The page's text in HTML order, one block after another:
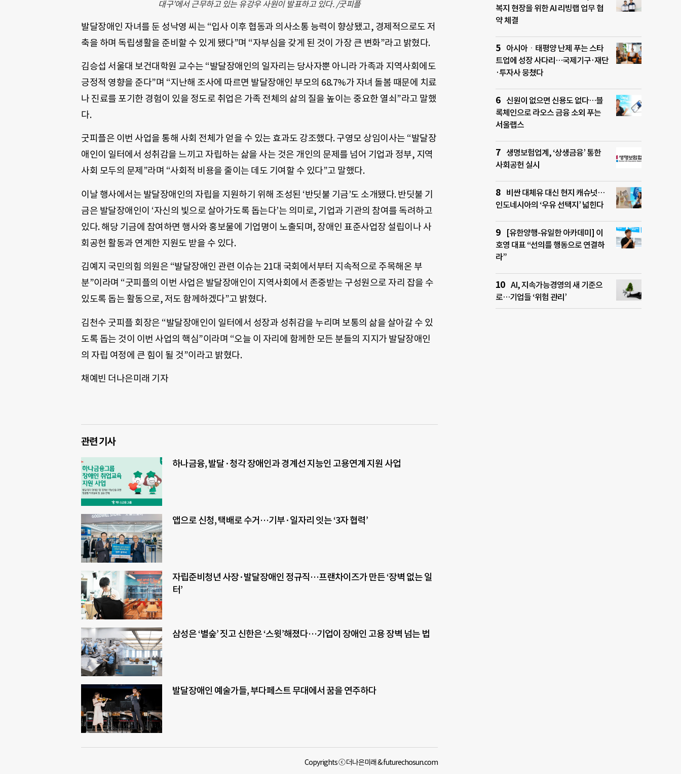
대구’에서 근무하고 있는 유강우 사원이 발표하고 있다. /굿피플
발달장애인 자녀를 둔 성낙영 씨는 “입사 이후 협동과 의사소통 능력이 향상됐고, 경제적으로도 저
축을 하며 독립생활을 준비할 수 있게 됐다”며 “자부심을 갖게 된 것이 가장 큰 변화”라고 밝혔다.
김승섭 서울대 보건대학원 교수는 “발달장애인의 일자리는 당사자뿐 아니라 가족과 지역사회에도
긍정적 영향을 준다”며 “지난해 조사에 따르면 발달장애인 부모의 68.7%가 자녀 돌봄 때문에 치료
나 진료를 포기한 경험이 있을 정도로 취업은 가족 전체의 삶의 질을 높이는 중요한 열쇠”라고 말했
다.
굿피플은 이번 사업을 통해 사회 전체가 얻을 수 있는 효과도 강조했다. 구영모 상임이사는 “발달장
애인이 일터에서 성취감을 느끼고 자립하는 삶을 사는 것은 개인의 문제를 넘어 기업과 정부, 지역
사회 모두의 문제”라며 “사회적 비용을 줄이는 데도 기여할 수 있다”고 말했다.
이날 행사에서는 발달장애인의 자립을 지원하기 위해 조성된 ‘반딧불 기금’도 소개됐다. 반딧불 기
금은 발달장애인이 ‘자신의 빛으로 살아가도록 돕는다’는 의미로, 기업과 기관의 참여를 독려하고
있다. 해당 기금에 참여하면 행사와 홍보물에 기업명이 노출되며, 장애인 표준사업장 설립이나 사
회공헌 활동과 연계한 지원도 받을 수 있다.
김예지 국민의힘 의원은 “발달장애인 관련 이슈는 21대 국회에서부터 지속적으로 주목해온 부
분”이라며 “굿피플의 이번 사업은 발달장애인이 지역사회에서 존중받는 구성원으로 자리 잡을 수
있도록 돕는 활동으로, 저도 함께하겠다”고 밝혔다.
김천수 굿피플 회장은 “발달장애인이 일터에서 성장과 성취감을 누리며 보통의 삶을 살아갈 수 있
도록 돕는 것이 이번 사업의 핵심”이라며 “오늘 이 자리에 함께한 모든 분들의 지지가 발달장애인
의 자립 여정에 큰 힘이 될 것”이라고 밝혔다.
채예빈 더나은미래 기자
관련 기사
하나금융, 발달·청각 장애인과 경계선 지능인 고용연계 지원 사업
앱으로 신청, 택배로 수거…기부·일자리 잇는 ‘3자 협력’
자립준비청년 사장·발달장애인 정규직…프랜차이즈가 만든 ‘장벽 없는 일
터’
삼성은 ‘별숲’ 짓고 신한은 ‘스윗’해졌다…기업이 장애인 고용 장벽 넘는 법
발달장애인 예술가들, 부다페스트 무대에서 꿈을 연주하다
Copyrights ⓒ 더나은미래 & futurechosun.com
복지 현장을 위한 AI 리빙랩 업무 협
약 체결
아시아ㆍ태평양 난제 푸는 스타
트업에 성장 사다리…국제기구·재단
·투자사 뭉쳤다
신원이 없으면 신용도 없다…블
록체인으로 라오스 금융 소외 푸는
서울랩스
생명보험업계, ‘상생금융’ 통한
사회공헌 실시
비싼 대체유 대신 현지 캐슈넛…
인도네시아의 ‘우유 선택지’ 넓힌다
[유한양행-유일한 아카데미] 이
호영 대표 “선의를 행동으로 연결하
라”
AI, 지속가능경영의 새 기준으
로…기업들 ‘위험 관리’